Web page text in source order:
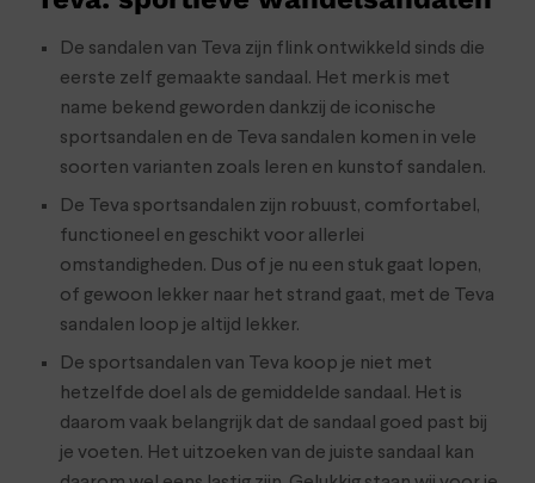
De sandalen van Teva zijn flink ontwikkeld sinds die
eerste zelf gemaakte sandaal. Het merk is met
name bekend geworden dankzij de iconische
sportsandalen en de Teva sandalen komen in vele
soorten varianten zoals leren en kunstof sandalen.
De Teva sportsandalen zijn robuust, comfortabel,
functioneel en geschikt voor allerlei
omstandigheden. Dus of je nu een stuk gaat lopen,
of gewoon lekker naar het strand gaat, met de Teva
sandalen loop je altijd lekker.
De sportsandalen van Teva koop je niet met
hetzelfde doel als de gemiddelde sandaal. Het is
daarom vaak belangrijk dat de sandaal goed past bij
je voeten. Het uitzoeken van de juiste sandaal kan